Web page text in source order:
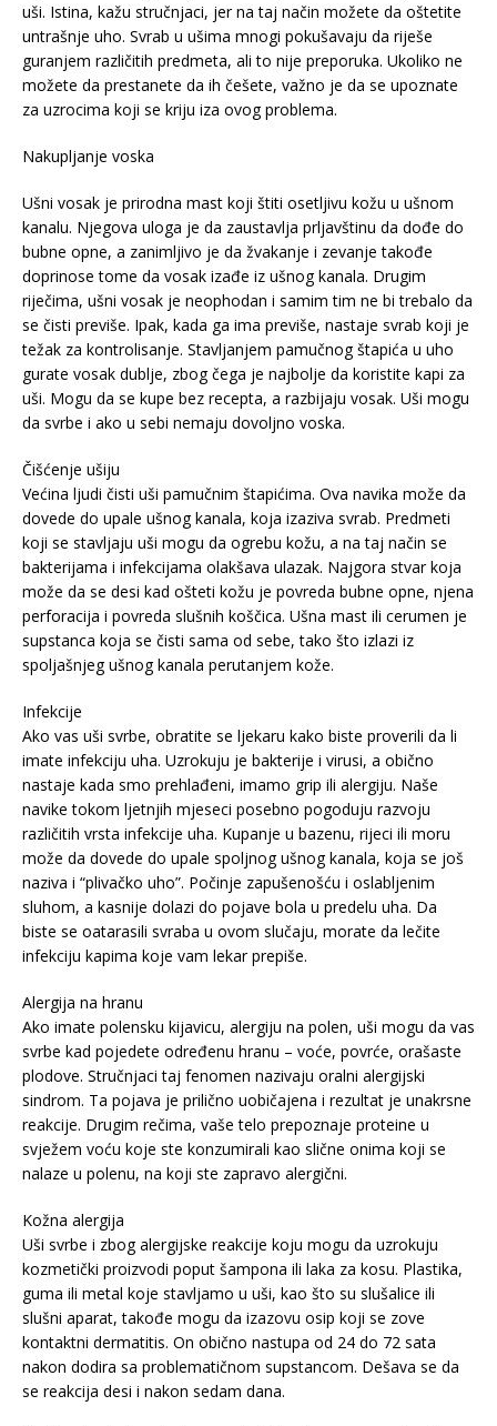
uši. Istina, kažu stručnjaci, jer na taj način možete da oštetite
untrašnje uho. Svrab u ušima mnogi pokušavaju da riješe
guranjem različitih predmeta, ali to nije preporuka. Ukoliko ne
možete da prestanete da ih češete, važno je da se upoznate
za uzrocima koji se kriju iza ovog problema.
Nakupljanje voska
Ušni vosak je prirodna mast koji štiti osetljivu kožu u ušnom
kanalu. Njegova uloga je da zaustavlja prljavštinu da dođe do
bubne opne, a zanimljivo je da žvakanje i zevanje takođe
doprinose tome da vosak izađe iz ušnog kanala. Drugim
riječima, ušni vosak je neophodan i samim tim ne bi trebalo da
se čisti previše. Ipak, kada ga ima previše, nastaje svrab koji je
težak za kontrolisanje. Stavljanjem pamučnog štapića u uho
gurate vosak dublje, zbog čega je najbolje da koristite kapi za
uši. Mogu da se kupe bez recepta, a razbijaju vosak. Uši mogu
da svrbe i ako u sebi nemaju dovoljno voska.
Čišćenje ušiju
Većina ljudi čisti uši pamučnim štapićima. Ova navika može da
dovede do upale ušnog kanala, koja izaziva svrab. Predmeti
koji se stavljaju uši mogu da ogrebu kožu, a na taj način se
bakterijama i infekcijama olakšava ulazak. Najgora stvar koja
može da se desi kad ošteti kožu je povreda bubne opne, njena
perforacija i povreda slušnih koščica. Ušna mast ili cerumen je
supstanca koja se čisti sama od sebe, tako što izlazi iz
spoljašnjeg ušnog kanala perutanjem kože.
Infekcije
Ako vas uši svrbe, obratite se ljekaru kako biste proverili da li
imate infekciju uha. Uzrokuju je bakterije i virusi, a obično
nastaje kada smo prehlađeni, imamo grip ili alergiju. Naše
navike tokom ljetnjih mjeseci posebno pogoduju razvoju
različitih vrsta infekcije uha. Kupanje u bazenu, rijeci ili moru
može da dovede do upale spoljnog ušnog kanala, koja se još
naziva i “plivačko uho”. Počinje zapušenošću i oslabljenim
sluhom, a kasnije dolazi do pojave bola u predelu uha. Da
biste se oatarasili svraba u ovom slučaju, morate da lečite
infekciju kapima koje vam lekar prepiše.
Alergija na hranu
Ako imate polensku kijavicu, alergiju na polen, uši mogu da vas
svrbe kad pojedete određenu hranu – voće, povrće, orašaste
plodove. Stručnjaci taj fenomen nazivaju oralni alergijski
sindrom. Ta pojava je prilično uobičajena i rezultat je unakrsne
reakcije. Drugim rečima, vaše telo prepoznaje proteine u
svježem voću koje ste konzumirali kao slične onima koji se
nalaze u polenu, na koji ste zapravo alergični.
Kožna alergija
Uši svrbe i zbog alergijske reakcije koju mogu da uzrokuju
kozmetički proizvodi poput šampona ili laka za kosu. Plastika,
guma ili metal koje stavljamo u uši, kao što su slušalice ili
slušni aparat, takođe mogu da izazovu osip koji se zove
kontaktni dermatitis. On obično nastupa od 24 do 72 sata
nakon dodira sa problematičnom supstancom. Dešava se da
se reakcija desi i nakon sedam dana.